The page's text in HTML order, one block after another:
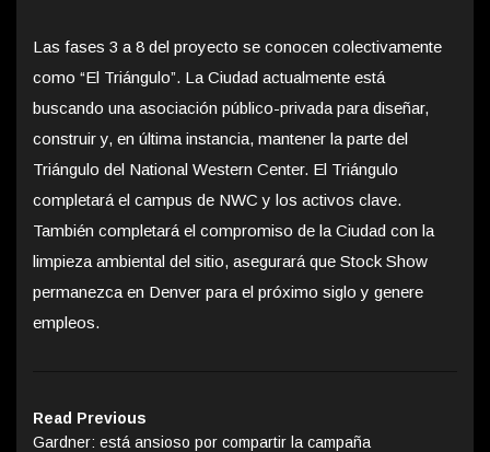
Las fases 3 a 8 del proyecto se conocen colectivamente
como “El Triángulo”. La Ciudad actualmente está
buscando una asociación público-privada para diseñar,
construir y, en última instancia, mantener la parte del
Triángulo del National Western Center. El Triángulo
completará el campus de NWC y los activos clave.
También completará el compromiso de la Ciudad con la
limpieza ambiental del sitio, asegurará que Stock Show
permanezca en Denver para el próximo siglo y genere
empleos.
Read Previous
Gardner: está ansioso por compartir la campaña